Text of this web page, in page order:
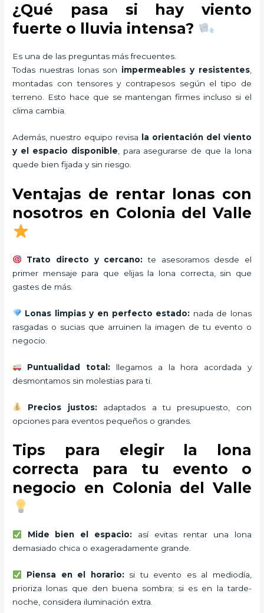
¿Qué pasa si hay viento
fuerte o lluvia intensa?
Es una de las preguntas más frecuentes.
Todas nuestras lonas son impermeables y resistentes,
montadas con tensores y contrapesos según el tipo de
terreno. Esto hace que se mantengan firmes incluso si el
clima cambia.
Además, nuestro equipo revisa
la orientación del viento
y el espacio disponible , para asegurarse de que la lona
quede bien fijada y sin riesgo.
Ventajas de rentar lonas con
nosotros en Colonia del Valle
Trato directo y cercano: te asesoramos desde el
primer mensaje para que elijas la lona correcta, sin que
gastes de más.
Lonas limpias y en perfecto estado: nada de lonas
rasgadas o sucias que arruinen la imagen de tu evento o
negocio.
Puntualidad total: llegamos a la hora acordada y
desmontamos sin molestias para ti.
Precios justos:adaptados a tu presupuesto, con
opciones para eventos pequeños o grandes.
Tips para elegir la lona
correcta para tu evento o
negocio en Colonia del Valle
Mide bien el espacio: así evitas rentar una lona
demasiado chica o exageradamente grande.
Piensa en el horario:si tu evento es al mediodía,
prioriza lonas que den buena sombra; si es en la tarde-
noche, considera iluminación extra.